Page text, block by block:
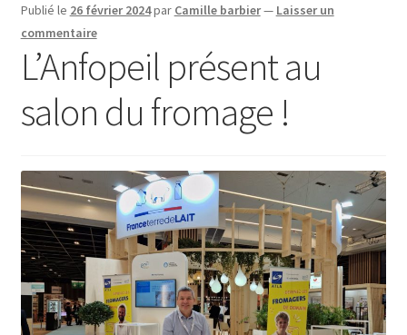
Centres de formation
Commande
Confirm Subscription
Distanciel
Formations mixtes
Jeu sérieux Cheese Quest
L’ANFOPEIL
Publié le 26 février 2024par Camille barbier— Laisser un
commentaire
L’Anfopeil présent au
salon du fromage !